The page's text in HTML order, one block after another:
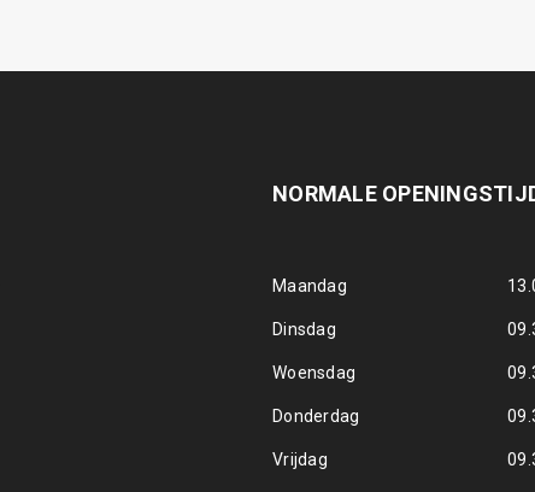
NORMALE
Maandag
Dinsdag
Woensdag
Donderdag
Vrijdag